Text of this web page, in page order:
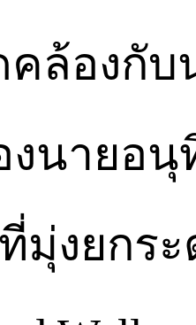
ล้องกับ
งนายอ
มุ่งยกร